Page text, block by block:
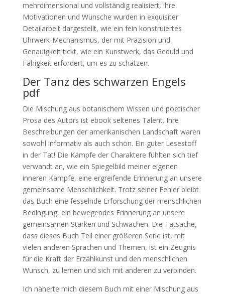
mehrdimensional und vollständig realisiert, ihre
Motivationen und Wünsche wurden in exquisiter
Detailarbeit dargestellt, wie ein fein konstruiertes
Uhrwerk-Mechanismus, der mit Präzision und
Genauigkeit tickt, wie ein Kunstwerk, das Geduld und
Fähigkeit erfordert, um es zu schätzen.
Der Tanz des schwarzen Engels
pdf
Die Mischung aus botanischem Wissen und poetischer
Prosa des Autors ist ebook seltenes Talent. Ihre
Beschreibungen der amerikanischen Landschaft waren
sowohl informativ als auch schön. Ein guter Lesestoff
in der Tat! Die Kämpfe der Charaktere fühlten sich tief
verwandt an, wie ein Spiegelbild meiner eigenen
inneren Kämpfe, eine ergreifende Erinnerung an unsere
gemeinsame Menschlichkeit. Trotz seiner Fehler bleibt
das Buch eine fesselnde Erforschung der menschlichen
Bedingung, ein bewegendes Erinnerung an unsere
gemeinsamen Stärken und Schwächen. Die Tatsache,
dass dieses Buch Teil einer größeren Serie ist, mit
vielen anderen Sprachen und Themen, ist ein Zeugnis
für die Kraft der Erzählkunst und den menschlichen
Wunsch, zu lernen und sich mit anderen zu verbinden.
Ich näherte mich diesem Buch mit einer Mischung aus